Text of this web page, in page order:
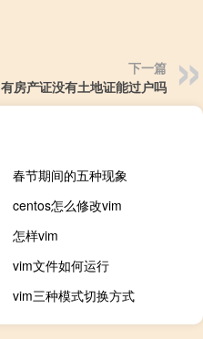
下一篇
有房产证没有土地证能过户吗
春节期间的五种现象
centos怎么修改vim
怎样vim
vim文件如何运行
vim三种模式切换方式